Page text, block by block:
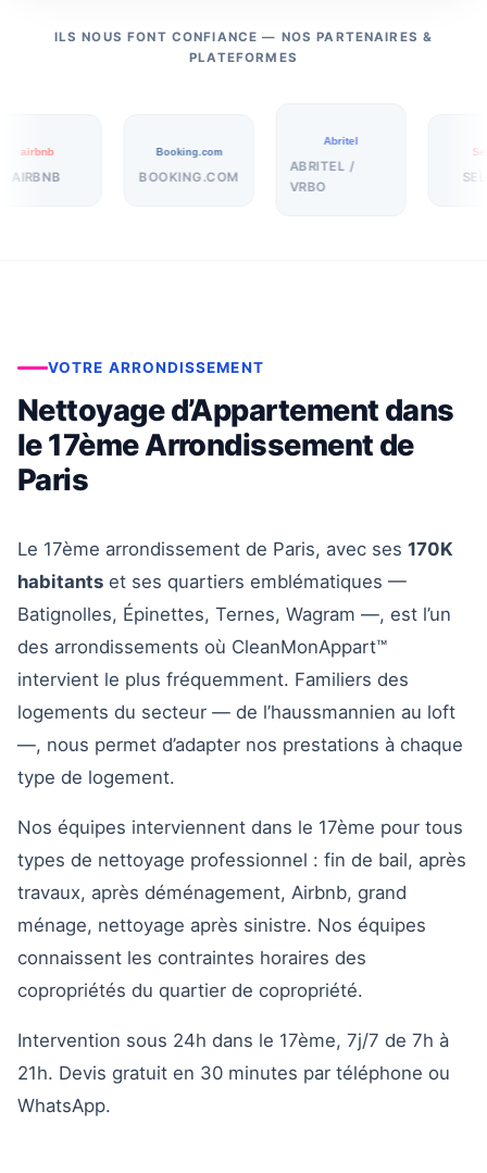
ILS NOUS FONT CONFIANCE — NOS PARTENAIRES &
PLATEFORMES
airbnb
AIRBNB
Booking.com
BOOKING.COM
Abritel
ABRITEL /
VRBO
VOTRE ARRONDISSEMENT
Nettoyage d’Appartement dans
le 17ème Arrondissement de
Paris
Le 17ème arrondissement de Paris, avec ses 170K
habitants et ses quartiers emblématiques —
Batignolles, Épinettes, Ternes, Wagram —, est l’un
des arrondissements où CleanMonAppart™
intervient le plus fréquemment. Familiers des
logements du secteur — de l’haussmannien au loft
—, nous permet d’adapter nos prestations à chaque
type de logement.
Nos équipes interviennent dans le 17ème pour tous
types de nettoyage professionnel : fin de bail, après
travaux, après déménagement, Airbnb, grand
ménage, nettoyage après sinistre. Nos équipes
connaissent les contraintes horaires des
copropriétés du quartier de copropriété.
Intervention sous 24h dans le 17ème, 7j/7 de 7h à
21h. Devis gratuit en 30 minutes par téléphone ou
WhatsApp.